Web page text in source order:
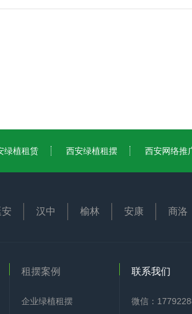
绿植租赁 西安绿植租摆 西安网络推
安 汉中 榆林 安康 商洛
租摆案例
企业绿植租摆
联系我们
微信：